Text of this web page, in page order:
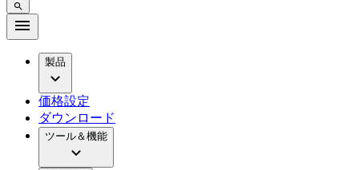
製品
価格設定
ダウンロード
ツール＆機能